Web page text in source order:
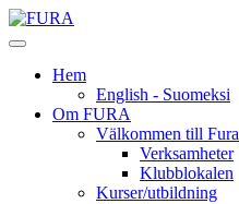
Hem
English - Suomeksi
Om FURA
Välkommen till Fura
Verksamheter
Klubblokalen
Kurser/utbildning